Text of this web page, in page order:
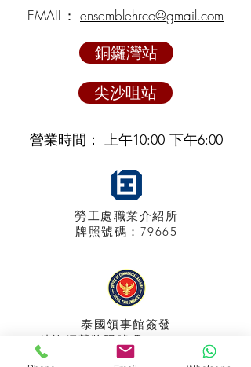
EMAIL： ensemblehrco@gmail.com
銅鑼灣站
尖沙咀站
營業時間： 上午10:00-下午6:00
勞工處職業介紹所
牌照號碼：79665
泰國領事館簽發
特許經營牌照號碼：048/2025